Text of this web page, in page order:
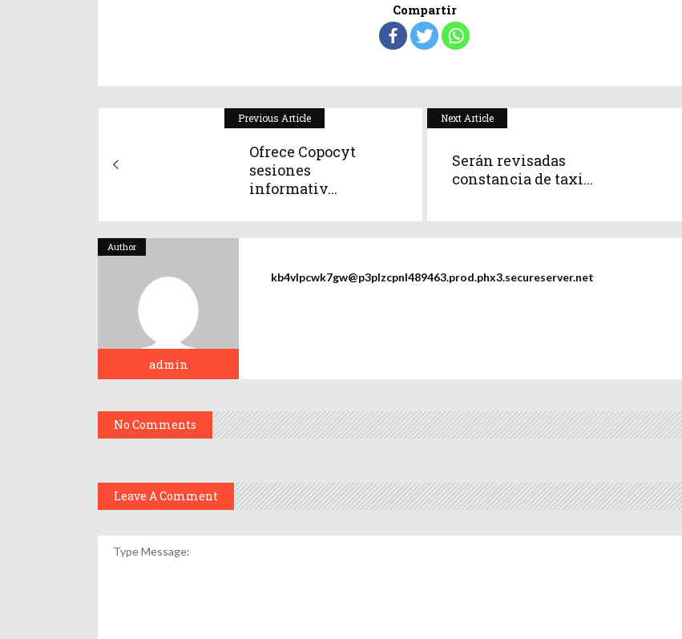
Compartir
Previous Article
Ofrece Copocyt
sesiones
informativ...
Next Article
Serán revisadas
constancia de taxi...
Author
admin
kb4vlpcwk7gw@p3plzcpnl489463.prod.phx3.secureserver.net
No Comments
Leave A Comment